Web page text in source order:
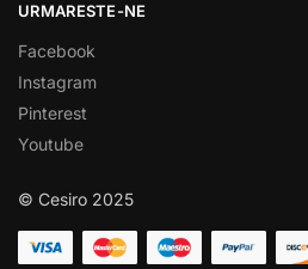
URMARESTE-NE
Facebook
Instagram
Pinterest
Youtube
© Cesiro 2025